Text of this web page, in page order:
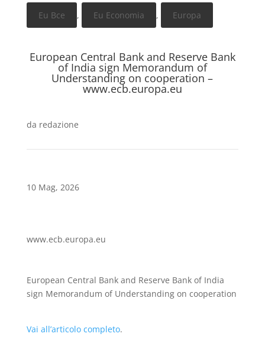
Eu Bce , Eu Economia , Europa
European Central Bank and Reserve Bank
of India sign Memorandum of
Understanding on cooperation –
www.ecb.europa.eu
da redazione
10 Mag, 2026
www.ecb.europa.eu
European Central Bank and Reserve Bank of India
sign Memorandum of Understanding on cooperation
Vai all’articolo completo.